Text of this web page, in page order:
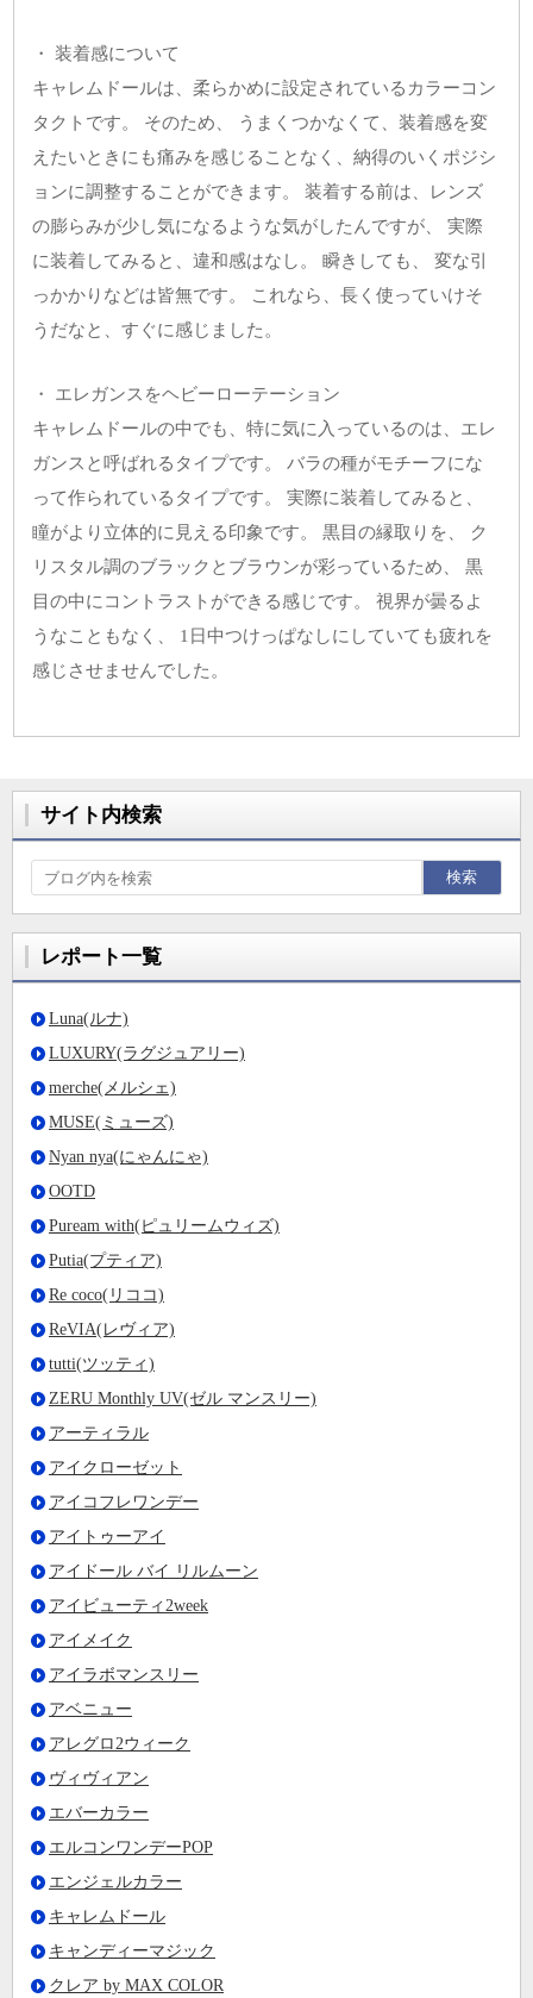
・ 装着感について
キャレムドールは、柔らかめに設定されているカラーコン
タクトです。 そのため、 うまくつかなくて、装着感を変
えたいときにも痛みを感じることなく、納得のいくポジシ
ョンに調整することができます。 装着する前は、レンズ
の膨らみが少し気になるような気がしたんですが、 実際
に装着してみると、違和感はなし。 瞬きしても、 変な引
っかかりなどは皆無です。 これなら、長く使っていけそ
うだなと、すぐに感じました。
・ エレガンスをヘビーローテーション
キャレムドールの中でも、特に気に入っているのは、エレ
ガンスと呼ばれるタイプです。 バラの種がモチーフにな
って作られているタイプです。 実際に装着してみると、
瞳がより立体的に見える印象です。 黒目の縁取りを、 ク
リスタル調のブラックとブラウンが彩っているため、 黒
目の中にコントラストができる感じです。 視界が曇るよ
うなこともなく、 1日中つけっぱなしにしていても疲れを
感じさせませんでした。
サイト内検索
レポート一覧
Luna(ルナ)
LUXURY(ラグジュアリー)
merche(メルシェ)
MUSE(ミューズ)
Nyan nya(にゃんにゃ)
OOTD
Puream with(ピュリームウィズ)
Putia(プティア)
Re coco(リココ)
ReVIA(レヴィア)
tutti(ツッティ)
ZERU Monthly UV(ゼル マンスリー)
アーティラル
アイクローゼット
アイコフレワンデー
アイトゥーアイ
アイドール バイ リルムーン
アイビューティ2week
アイメイク
アイラボマンスリー
アベニュー
アレグロ2ウィーク
ヴィヴィアン
エバーカラー
エルコンワンデーPOP
エンジェルカラー
キャレムドール
キャンディーマジック
クレア by MAX COLOR